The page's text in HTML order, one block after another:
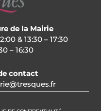
de la Mairie
& 13:30 – 17:30
– 16:30
contact